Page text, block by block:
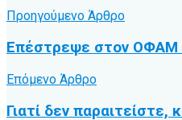
Προηγούμενο Άρθρο
Επέστρεψε στον ΟΦΑΜ
Επόμενο Άρθρο
Γιατί δεν παραιτείστε,